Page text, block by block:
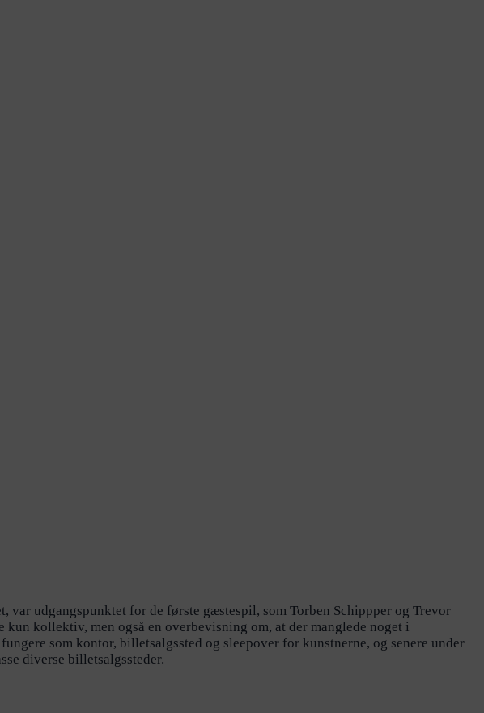
udgangspunktet for de første gæstespil, som Torben Schippper og Trevor
kollektiv, men også en overbevisning om, at der manglede noget i
som kontor, billetsalgssted og sleepover for kunstnerne, og senere under
diverse billetsalgssteder.